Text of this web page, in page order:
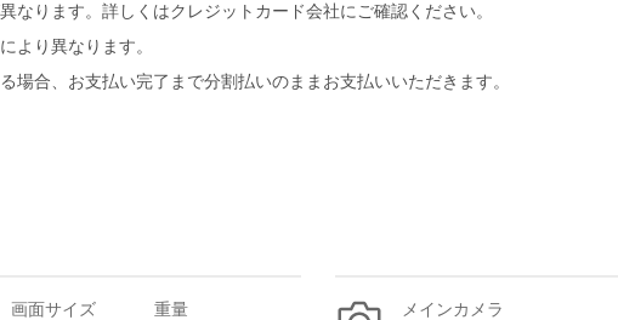
なります。詳しくはクレジットカード会社にご確認ください。
より異なります。
場合、お支払い完了まで分割払いのままお支払いいただきます。
画面サイズ 重量 メインカメラ